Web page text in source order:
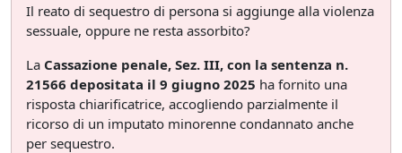
Il reato di sequestro di persona si aggiunge alla violenza
sessuale, oppure ne resta assorbito?
La Cassazione penale, Sez. III, con la sentenza n.
21566 depositata il 9 giugno 2025 ha fornito una
risposta chiarificatrice, accogliendo parzialmente il
ricorso di un imputato minorenne condannato anche
per sequestro.